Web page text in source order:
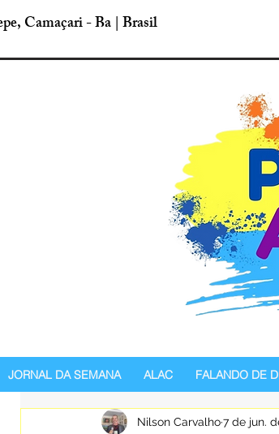
Camaçari - Ba | Brasil
JORNAL DA SEMANA ALAC FALANDO DE
Nilson Carvalho7 de jun.